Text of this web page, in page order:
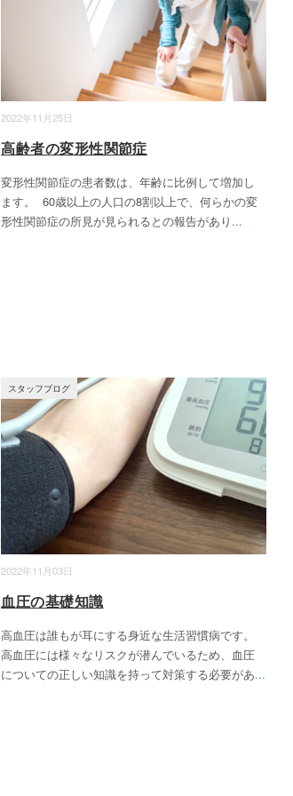
2022年11月25日
高齢者の変形性関節症
変形性関節症の患者数は、年齢に比例して増加し
ます。 60歳以上の人口の8割以上で、何らかの変
形性関節症の所見が見られるとの報告があり ...
2022年11月03日
スタッフブログ
血圧の基礎知識
高血圧は誰もが耳にする身近な生活習慣病です。
高血圧には様々なリスクが潜んでいるため、血圧
についての正しい知識を持って対策する必要があ...